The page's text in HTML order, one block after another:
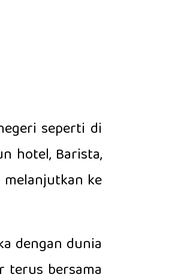
seperti di
hotel, Barista,
ke
dengan dunia
bersama